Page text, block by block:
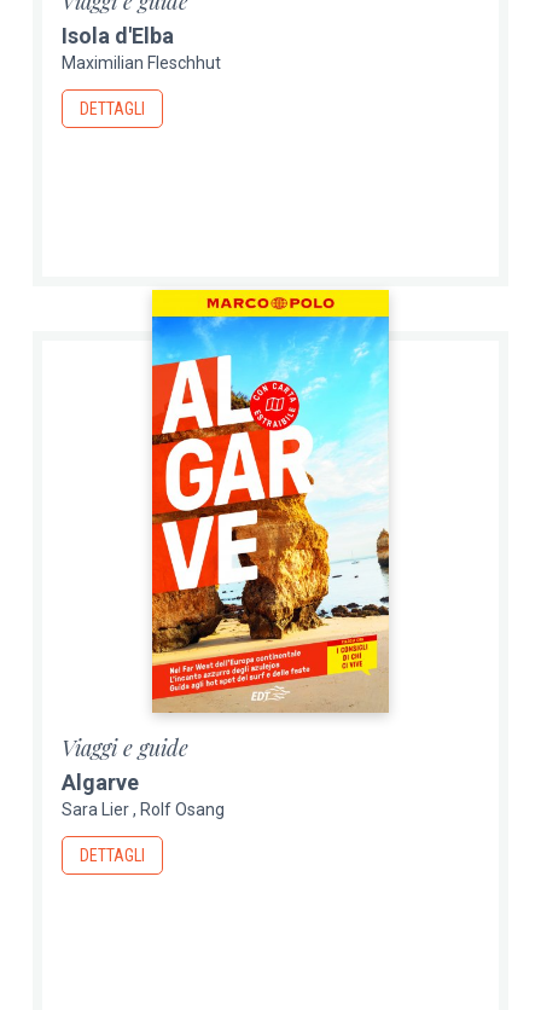
Isola d'Elba
Maximilian Fleschhut
DETTAGLI
Viaggi e guide
Algarve
Sara Lier Rolf Osang
DETTAGLI